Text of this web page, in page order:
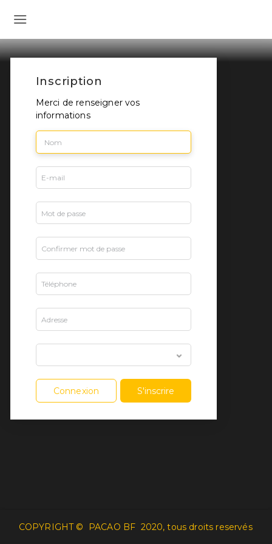
Inscription
Merci de renseigner vos
informations
Connexion S'inscrire
COPYRIGHT © PACAO BF 2020, tous droits reservés